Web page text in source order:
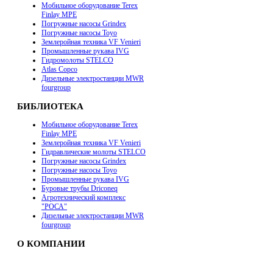
Мобильное оборудование Terex
Finlay MPE
Погружные насосы Grindex
Погружные насосы Toyo
Землеройная техника VF Venieri
Промышленные рукава IVG
Гидромолоты STELCO
Atlas Copco
Дизельные электростанции MWR
fourgroup
БИБЛИОТЕКА
Мобильное оборудование Terex
Finlay MPE
Землеройная техника VF Venieri
Гидравлические молоты STELCO
Погружные насосы Grindex
Погружные насосы Toyo
Промышленные рукава IVG
Буровые трубы Driconeq
Агротехнический комплекс
"РОСА"
Дизельные электростанции MWR
fourgroup
О КОМПАНИИ